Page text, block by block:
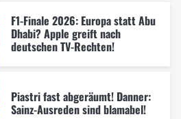
F1-Finale 2026: Europa statt Abu
Dhabi? Apple greift nach
deutschen TV-Rechten!
Piastri fast abgeräumt! Danner:
Sainz-Ausreden sind blamabel!